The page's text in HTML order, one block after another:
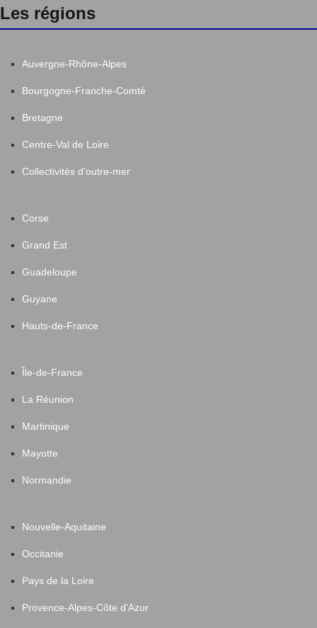
Les régions
Auvergne-Rhône-Alpes
Bourgogne-Franche-Comté
Bretagne
Centre-Val de Loire
Collectivités d'outre-mer
Corse
Grand Est
Guadeloupe
Guyane
Hauts-de-France
Île-de-France
La Réunion
Martinique
Mayotte
Normandie
Nouvelle-Aquitaine
Occitanie
Pays de la Loire
Provence-Alpes-Côte d'Azur